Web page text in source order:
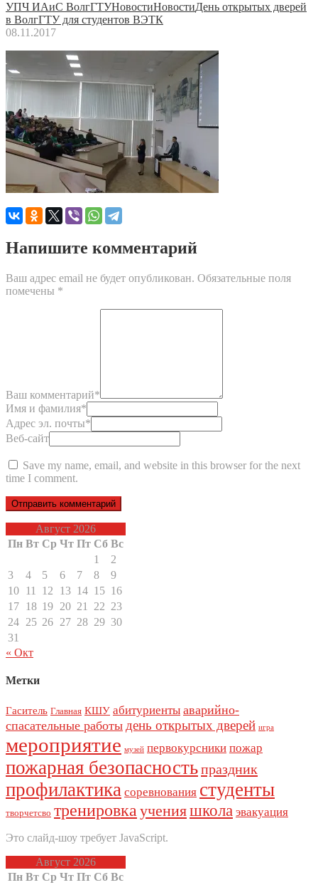
УПЧ ИАиС ВолгГТУНовостиНовостиДень открытых дверей
в ВолгГТУ для студентов ВЭТК
08.11.2017
Напишите комментарий
Ваш адрес email не будет опубликован. Обязательные поля
помечены *
Ваш комментарий*
Имя и фамилия*
Адрес эл. почты*
Веб-сайт
Save my name, email, and website in this browser for the next
time I comment.
Август 2026
Пн Вт Ср Чт Пт Сб Вс
1
2
3
4 5 6 7 8
9
10 11 12 13 14 15 16
17 18 19 20 21 22 23
24 25 26 27 28 29 30
31
« Окт
Метки
Гаситель Главная КШУ абитуриенты аварийно-
спасательные работы день открытых дверей игра
мероприятие музей первокурсники пожар
пожарная безопасностьпраздник
профилактика соревнования студенты
творчетсво тренировка ученияшкола эвакуация
Это слайд-шоу требует JavaScript.
Август 2026
Пн Вт Ср Чт Пт Сб Вс